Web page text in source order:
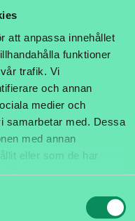
att anpassa innehållet
funktioner
trafik. Vi
och annan
medier och
samarbetar med. Dessa
med annan
eller som de har
använda
de kan skicka
när ett paket
boostar vår
antalet onödiga
den nya
ett dotterbolag till
kunde